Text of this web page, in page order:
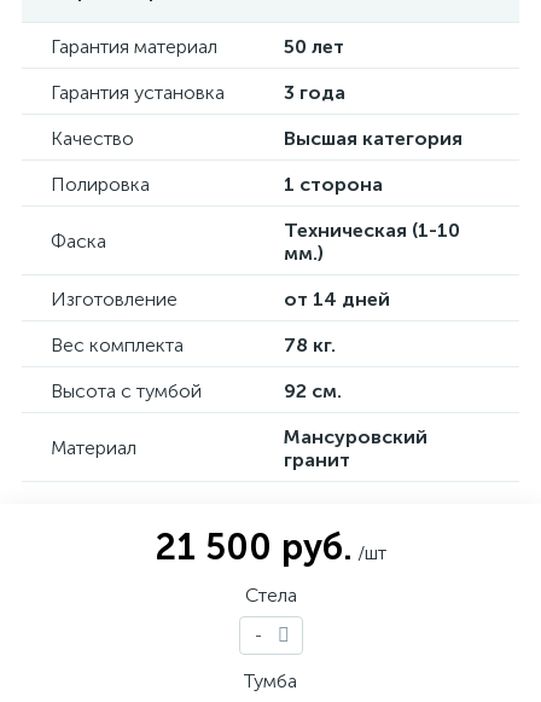
Гарантия материал
50 лет
Гарантия установка
3 года
Качество
Высшая категория
Полировка
1 сторона
Фаска
Техническая (1-10
мм.)
Изготовление
от 14 дней
Вес комплекта
78 кг.
Высота с тумбой
92 см.
Материал
Мансуровский
гранит
21 500 руб. /шт
Стела
-
Тумба